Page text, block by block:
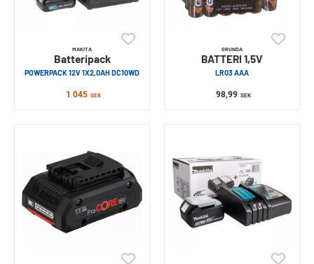
MAKITA
Batteripack
POWERPACK 12V 1X2,0AH DC10WD
1 045 SEK
GRUNDA
BATTERI 1,5V
LR03 AAA
98,99 SEK